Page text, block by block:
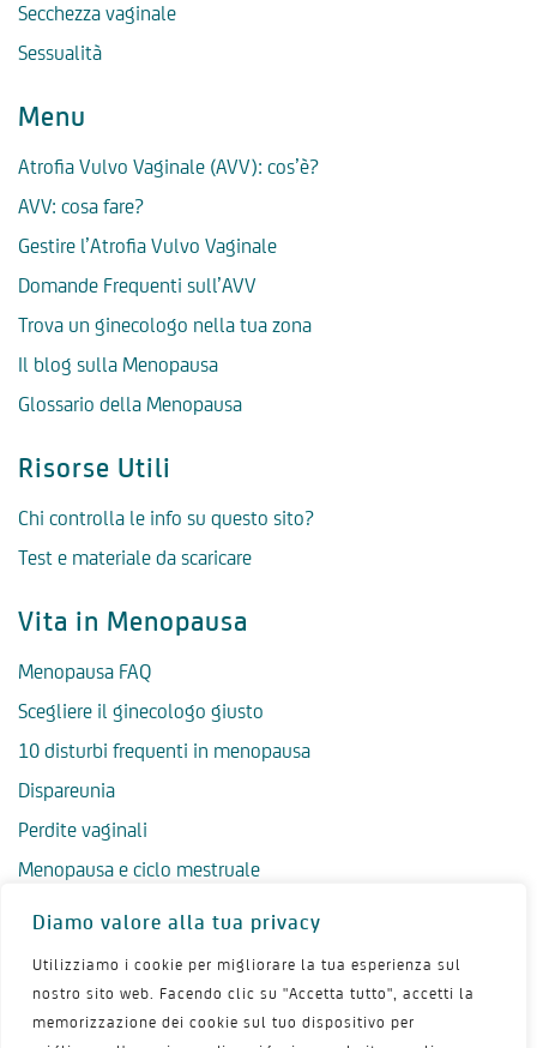
Diamo valore alla tua privacy
Utilizziamo i cookie per migliorare la tua esperienza sul
nostro sito web. Facendo clic su "Accetta tutto", accetti la
memorizzazione dei cookie sul tuo dispositivo per
Secchezza vaginale
Sessualità
Menu
Atrofia Vulvo Vaginale (AVV): cos’è?
AVV: cosa fare?
Gestire l’Atrofia Vulvo Vaginale
Domande Frequenti sull’AVV
Trova un ginecologo nella tua zona
Il blog sulla Menopausa
Glossario della Menopausa
Risorse Utili
Chi controlla le info su questo sito?
Test e materiale da scaricare
Vita in Menopausa
Menopausa FAQ
Scegliere il ginecologo giusto
10 disturbi frequenti in menopausa
Dispareunia
Perdite vaginali
Menopausa e ciclo mestruale
Menopausa precoce
Salute psicologica in menopausa
Igiene intima in menopausa